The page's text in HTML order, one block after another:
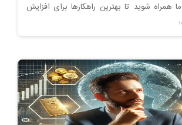
شوید تا بهترین راهکارها برای افزایش
مشتریان را بشناسید